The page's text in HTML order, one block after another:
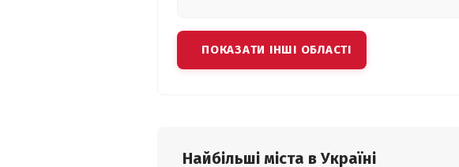
ПОКАЗАТИ ІНШІ ОБЛАСТІ
Найбільші міста в Україні